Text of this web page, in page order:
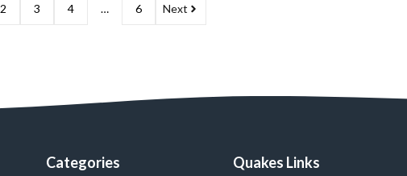
2 3 4 … 6 Next
Categories Quakes Links